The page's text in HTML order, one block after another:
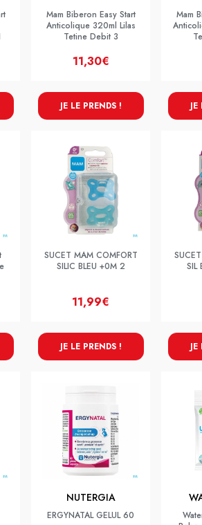
Mam Biberon Easy Start
Anticolique 320ml Lilas
Tetine Debit 3
11,30€
JE LE PRENDS !
Mam
SUCET MAM COMFORT
SILIC BLEU +0M 2
11,99€
JE LE PRENDS !
SIL
NUTERGIA
ERGYNATAL GELUL 60